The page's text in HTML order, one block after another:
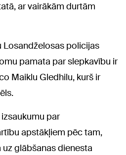
ar vairākām durtām
policijas
pamata par slepkavību ir
Maiklu Gledhilu, kurš ir
par
apstākļiem pēc tam,
glābšanas dienesta